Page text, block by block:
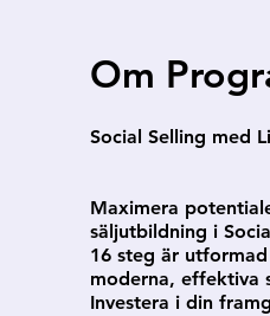
Om
Social Selling med
Maximera
säljutbildning i
16 steg är
moderna, effektiva
Investera i din